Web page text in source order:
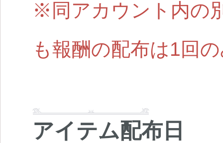
※同アカウント内の
も報酬の配布は1回
アイテム配布日